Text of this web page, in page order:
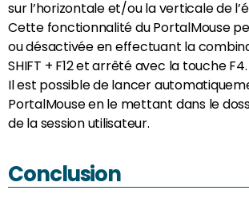
sur l’horizontale et/ou la verticale de
Cette fonctionnalité du PortalMouse
ou désactivée en effectuant la
SHIFT + F12 et arrêté avec la touche F4.
Il est possible de lancer
PortalMouse en le mettant dans le
de la session utilisateur.
Conclusion